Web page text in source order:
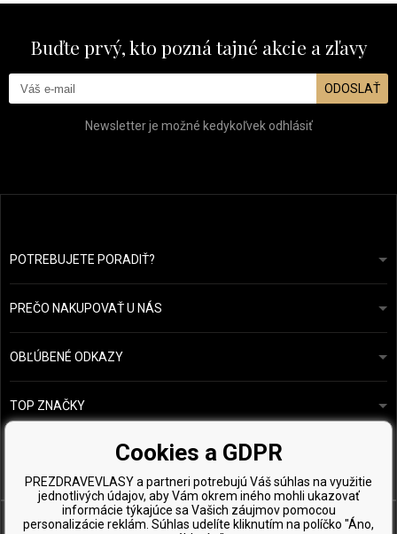
Buďte prvý, kto pozná tajné akcie a zľavy
ODOSLAŤ
Newsletter je možné kedykoľvek odhlásiť
POTREBUJETE PORADIŤ?info@prozdravevlasy.cz
Odpovieme do 24 hodín.
PREČO NAKUPOVAŤ U NÁS
Obchodní podmínky
Ochrana osobních údajů
Přehled plateb a dopravy
OBĽÚBENÉ ODKAZY
Náš příběh
Vzorky zdarma
TOP ZNAČKY
Kérastase
Wella Professionals
Zenz Organic
Cookies a GDPR
PREZDRAVEVLASY a partneri potrebujú Váš súhlas na využitie
jednotlivých údajov, aby Vám okrem iného mohli ukazovať
informácie týkajúce sa Vašich záujmov pomocou
personalizácie reklám. Súhlas udelíte kliknutím na políčko "Áno,